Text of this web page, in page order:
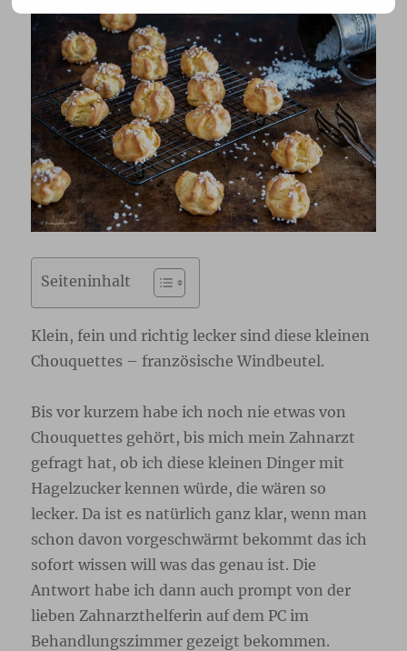
Seiteninhalt
Klein, fein und richtig lecker sind diese kleinen
Chouquettes – französische Windbeutel.
Bis vor kurzem habe ich noch nie etwas von
Chouquettes gehört, bis mich mein Zahnarzt
gefragt hat, ob ich diese kleinen Dinger mit
Hagelzucker kennen würde, die wären so
lecker. Da ist es natürlich ganz klar, wenn man
schon davon vorgeschwärmt bekommt das ich
sofort wissen will was das genau ist. Die
Antwort habe ich dann auch prompt von der
lieben Zahnarzthelferin auf dem PC im
Behandlungszimmer gezeigt bekommen.